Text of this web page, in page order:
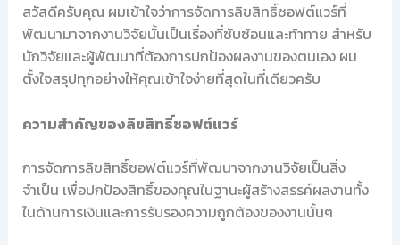
สวัสดีครับคุณ ผมเข้าใจว่าการจัดการลิขสิทธิ์ซอฟต์แวร์ที่
พัฒนามาจากงานวิจัยนั้นเป็นเรื่องที่ซับซ้อนและท้าทาย สำหรับ
นักวิจัยและผู้พัฒนาที่ต้องการปกป้องผลงานของตนเอง ผม
ตั้งใจสรุปทุกอย่างให้คุณเข้าใจง่ายที่สุดในที่เดียวครับ
ความสำคัญของลิขสิทธิ์ซอฟต์แวร์
การจัดการลิขสิทธิ์ซอฟต์แวร์ที่พัฒนาจากงานวิจัยเป็นสิ่ง
จำเป็น เพื่อปกป้องสิทธิ์ของคุณในฐานะผู้สร้างสรรค์ผลงานทั้ง
ในด้านการเงินและการรับรองความถูกต้องของงานนั้นๆ